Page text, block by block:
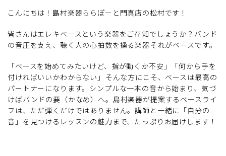
こんにちは！島村楽器ららぽーと門真店の松村です！
皆さんはエレキベースという楽器をご存知でしょうか？バンド
の音圧を支え、聴く人の心拍数を操る楽器――それがベースです。
「ベースを始めてみたいけど、指が動くか不安」「何から手を
付ければいいかわからない」――そんな方にこそ、ベースは最高の
パートナーになります。シンプルな一本の音から始まり、気づ
けばバンドの要（かなめ）へ。島村楽器が提案するベースライ
フは、ただ弾くだけではありません。講師と一緒に「自分の
音」を見つけるレッスンの魅力まで、たっぷりお届けします！